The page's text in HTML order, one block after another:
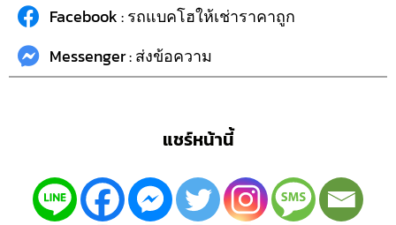
Facebook : รถแบคโฮให้เช่าราคาถูก
Messenger : ส่งข้อความ
แชร์หน้านี้